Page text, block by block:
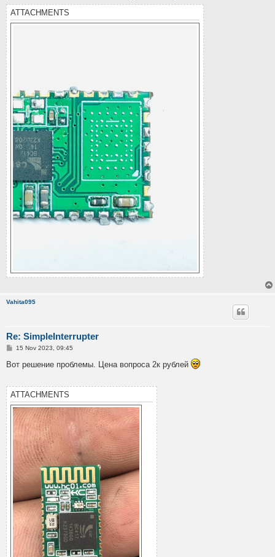
ATTACHMENTS
Vahita095
Re: SimpleInterrupter
P
s
15 Nov 2023, 09:45
Вот решение проблемы. Цена вопроса 2к рублей
ATTACHMENTS